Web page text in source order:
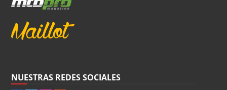
NUESTRAS REDES SOCIALES